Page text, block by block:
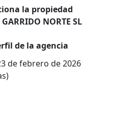
la propiedad
NORTE SL
de la agencia
de febrero de 2026